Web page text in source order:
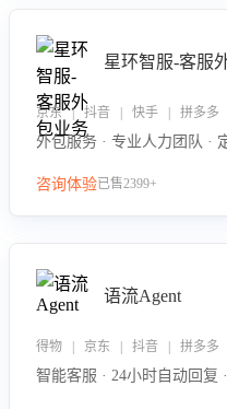
星环智服-客服
外包服务 · 专业人力团队 ·
咨询体验已售2399+
语流Agent
智能客服 · 24小时自动回复